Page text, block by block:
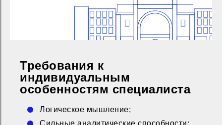
Требования к
индивидуальным
особенностям специалиста
Логическое мышление;